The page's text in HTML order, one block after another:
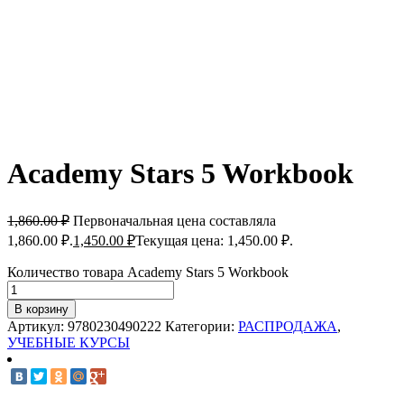
Academy Stars 5 Workbook
1,860.00₽ Первоначальная цена составляла
1,860.00 ₽.1,450.00 ₽Текущая цена: 1,450.00 ₽.
Количество товара Academy Stars 5 Workbook
В корзину
Артикул: 9780230490222 Категории: РАСПРОДАЖА,
УЧЕБНЫЕ КУРСЫ